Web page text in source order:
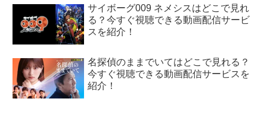
サイボーグ009 ネメシスはどこで見れ
る？今すぐ視聴できる動画配信サービ
スを紹介！
名探偵のままでいてはどこで見れる？
今すぐ視聴できる動画配信サービスを
紹介！